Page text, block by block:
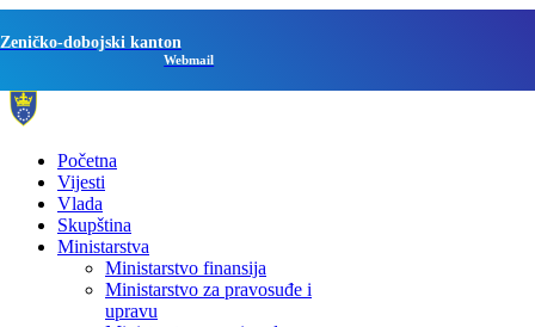
Zeničko-dobojski kanton
Webmail
Početna
Vijesti
Vlada
Skupština
Ministarstva
Ministarstvo finansija
Ministarstvo za pravosuđe i
upravu